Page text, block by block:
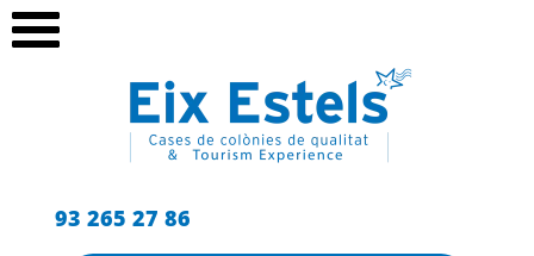
93 265 27 86